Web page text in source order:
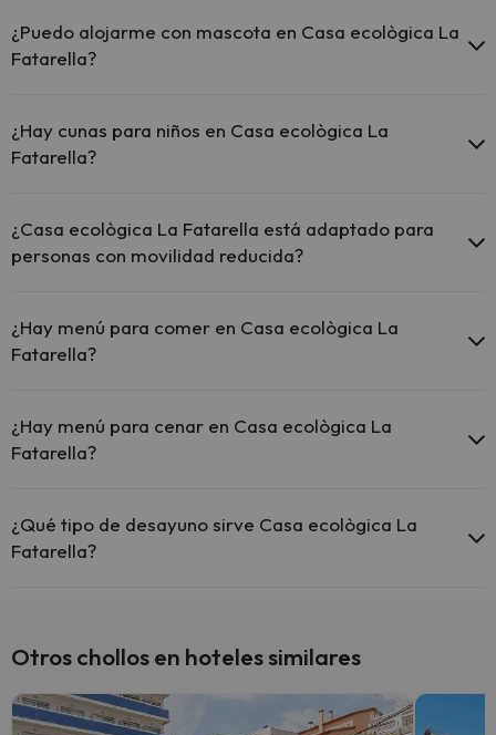
hotel.
¿Puedo alojarme con mascota en Casa ecològica La
Fatarella?
¿Hay cunas para niños en Casa ecològica La
Fatarella?
(solicítalo antes de iniciar tu viaje).
¿Casa ecològica La Fatarella está adaptado para
personas con movilidad reducida?
movilidad reducida.
¿Hay menú para comer en Casa ecològica La
Fatarella?
comida tipo menú.
¿Hay menú para cenar en Casa ecològica La
Fatarella?
tipo menú.
¿Qué tipo de desayuno sirve Casa ecològica La
Fatarella?
Otros chollos en hoteles similares